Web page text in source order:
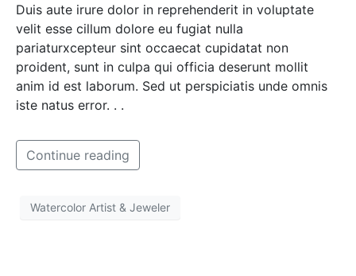
Duis aute irure dolor in reprehenderit in voluptate
velit esse cillum dolore eu fugiat nulla
pariaturxcepteur sint occaecat cupidatat non
proident, sunt in culpa qui officia deserunt mollit
anim id est laborum. Sed ut perspiciatis unde omnis
iste natus error. . .
Continue reading
Watercolor Artist & Jeweler